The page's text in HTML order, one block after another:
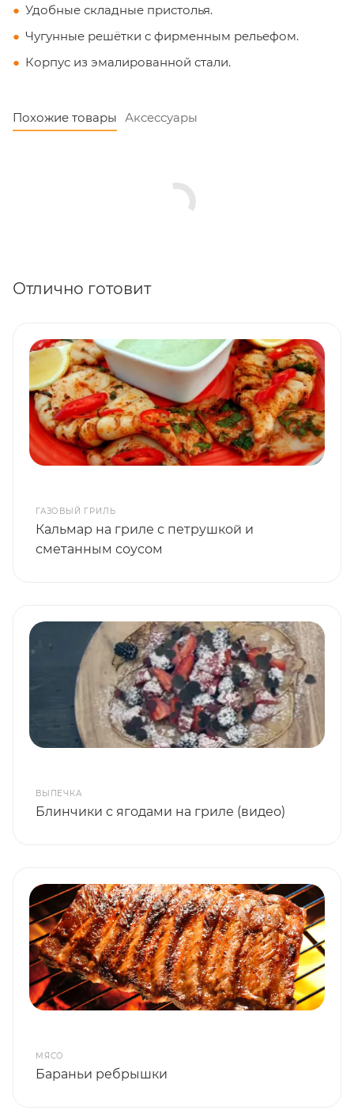
Удобные складные пристолья.
Чугунные решётки с фирменным рельефом.
Корпус из эмалированной стали.
Похожие товары Аксессуары
Отлично готовит
ГАЗОВЫЙ ГРИЛЬ
Кальмар на гриле с петрушкой и
сметанным соусом
ВЫПЕЧКА
Блинчики с ягодами на гриле (видео)
МЯСО
Бараньи ребрышки